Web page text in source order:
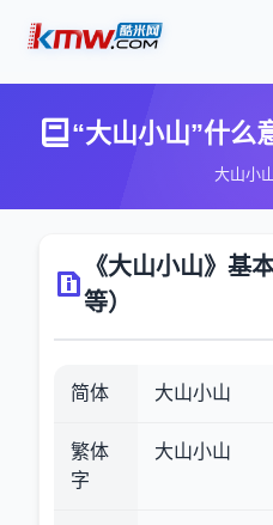
“大山小山”什么
大山小
《大山小山》基
等）
简体 大山小山
繁体
字
大山小山